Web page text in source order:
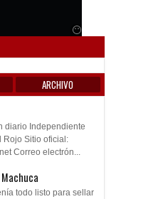
ARCHIVO
diario Independiente
Rojo Sitio oficial:
Correo electrón...
todo listo para sellar